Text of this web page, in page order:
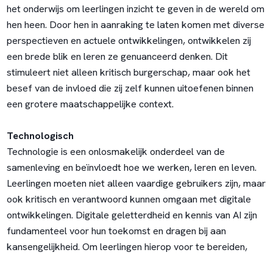
het onderwijs om leerlingen inzicht te geven in de wereld om
hen heen. Door hen in aanraking te laten komen met diverse
perspectieven en actuele ontwikkelingen, ontwikkelen zij
een brede blik en leren ze genuanceerd denken. Dit
stimuleert niet alleen kritisch burgerschap, maar ook het
besef van de invloed die zij zelf kunnen uitoefenen binnen
een grotere maatschappelijke context.
Technologisch
Technologie is een onlosmakelijk onderdeel van de
samenleving en beïnvloedt hoe we werken, leren en leven.
Leerlingen moeten niet alleen vaardige gebruikers zijn, maar
ook kritisch en verantwoord kunnen omgaan met digitale
ontwikkelingen. Digitale geletterdheid en kennis van AI zijn
fundamenteel voor hun toekomst en dragen bij aan
kansengelijkheid. Om leerlingen hierop voor te bereiden,